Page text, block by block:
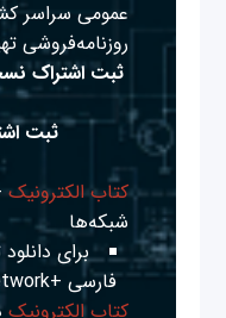
عمومی سراسر
روزنامه‌فروشی
ثبت اشتراک
ثبت
کتاب الکترونیک
شبکه‌ها
برای
فارسی +Network
کتاب الکترونیک